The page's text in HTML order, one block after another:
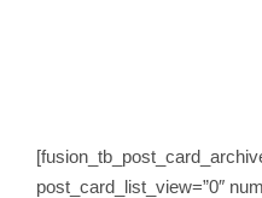
post_card_list_view=”0″